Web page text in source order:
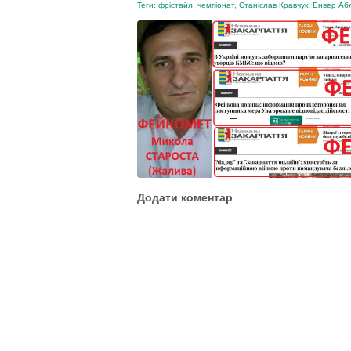
Теги: фрістайл, чемпіонат, Станіслав Кравчук, Енвер
Додати коментар